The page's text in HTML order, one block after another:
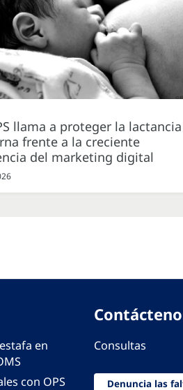
llama a proteger la lactancia
frente a la creciente
del marketing digital
en
con OPS
Consultas
Denuncia las